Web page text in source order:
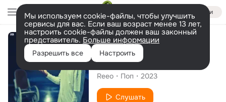
Войти
Мы используем cookie-файлы, чтобы улучшить
сервисы для вас. Если ваш возраст менее 13 лет,
настроить cookie-файлы должен ваш законный
представитель. Больше информации
Разрешить все Настроить
Сингл
Dormirai
Reeo Поп 2023
Слушать